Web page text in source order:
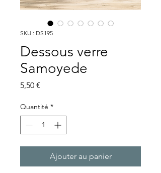
SKU : DS195
Dessous verre
Samoyede
5,50 €
Quantité *
Ajouter au panier